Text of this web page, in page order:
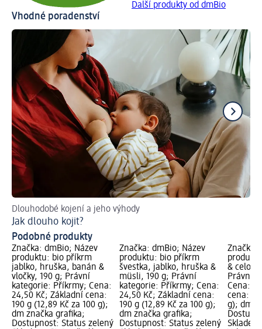
Další produkty od dmBio
Vhodné poradenství
Dlouhodobé kojení a jeho výhody
Jak dlouho kojit?
Podobné produkty
Značka: dmBio; Název
produktu: bio příkrm
jablko, hruška, banán &
vločky, 190 g; Právní
kategorie: Příkrmy; Cena:
24,50 Kč; Základní cena:
190 g (12,89 Kč za 100 g);
dm značka grafika;
Dostupnost: Status zelený
Značka: dmBio; Název
produktu: bio příkrm
švestka, jablko, hruška &
müsli, 190 g; Právní
kategorie: Příkrmy; Cena:
24,50 Kč; Základní cena:
190 g (12,89 Kč za 100 g);
dm značka grafika;
Dostupnost: Status zelený
Značka:
&
Právní
Cena:
cena:
g); dm